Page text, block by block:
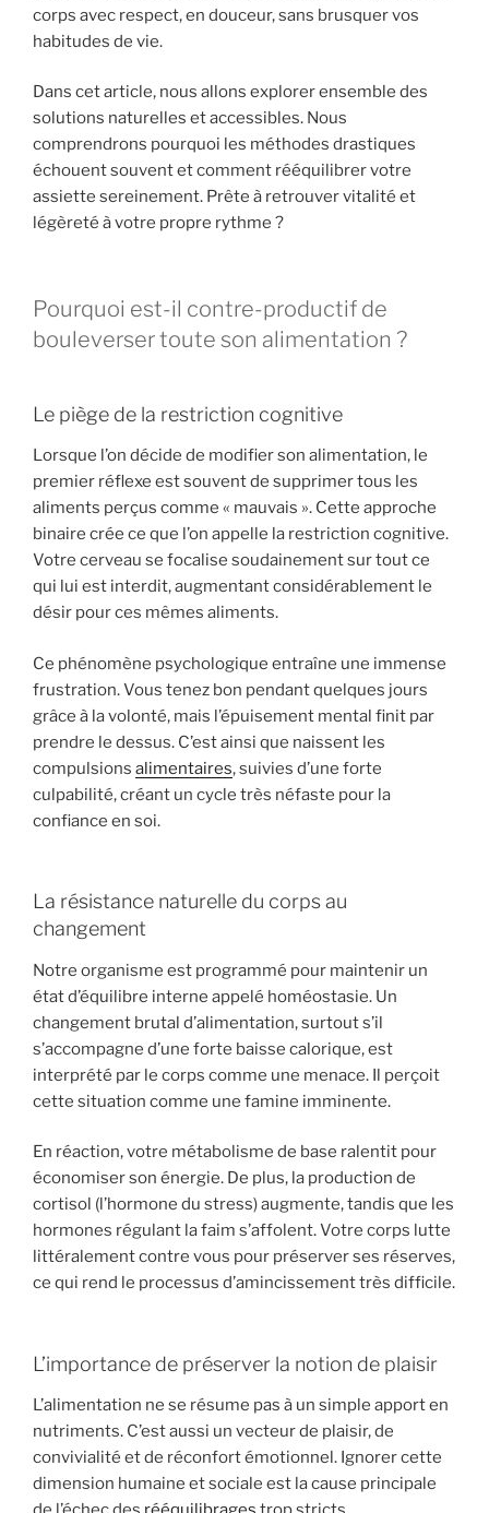
corps avec respect, en douceur, sans brusquer vos
habitudes de vie.
Dans cet article, nous allons explorer ensemble des
solutions naturelles et accessibles. Nous
comprendrons pourquoi les méthodes drastiques
échouent souvent et comment rééquilibrer votre
assiette sereinement. Prête à retrouver vitalité et
légèreté à votre propre rythme ?
Pourquoi est-il contre-productif de
bouleverser toute son alimentation ?
Le piège de la restriction cognitive
Lorsque l’on décide de modifier son alimentation, le
premier réflexe est souvent de supprimer tous les
aliments perçus comme « mauvais ». Cette approche
binaire crée ce que l’on appelle la restriction cognitive.
Votre cerveau se focalise soudainement sur tout ce
qui lui est interdit, augmentant considérablement le
désir pour ces mêmes aliments.
Ce phénomène psychologique entraîne une immense
frustration. Vous tenez bon pendant quelques jours
grâce à la volonté, mais l’épuisement mental finit par
prendre le dessus. C’est ainsi que naissent les
compulsions alimentaires, suivies d’une forte
culpabilité, créant un cycle très néfaste pour la
confiance en soi.
La résistance naturelle du corps au
changement
Notre organisme est programmé pour maintenir un
état d’équilibre interne appelé homéostasie. Un
changement brutal d’alimentation, surtout s’il
s’accompagne d’une forte baisse calorique, est
interprété par le corps comme une menace. Il perçoit
cette situation comme une famine imminente.
En réaction, votre métabolisme de base ralentit pour
économiser son énergie. De plus, la production de
cortisol (l’hormone du stress) augmente, tandis que les
hormones régulant la faim s’affolent. Votre corps lutte
littéralement contre vous pour préserver ses réserves,
ce qui rend le processus d’amincissement très difficile.
L’importance de préserver la notion de plaisir
L’alimentation ne se résume pas à un simple apport en
nutriments. C’est aussi un vecteur de plaisir, de
convivialité et de réconfort émotionnel. Ignorer cette
dimension humaine et sociale est la cause principale